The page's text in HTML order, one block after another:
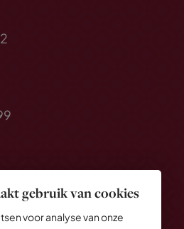
gebruik van cookies
voor analyse van onze